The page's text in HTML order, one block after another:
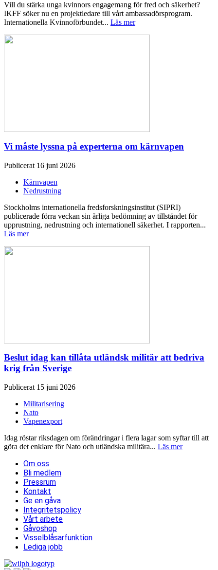
Vill du stärka unga kvinnors engagemang för fred och säkerhet?
IKFF söker nu en projektledare till vårt ambassadörsprogram.
Internationella Kvinnoförbundet... Läs mer
Vi måste lyssna på experterna om kärnvapen
Publicerat 16 juni 2026
Kärnvapen
Nedrustning
Stockholms internationella fredsforskningsinstitut (SIPRI)
publicerade förra veckan sin årliga bedömning av tillståndet för
upprustning, nedrustning och internationell säkerhet. I rapporten...
Läs mer
Beslut idag kan tillåta utländsk militär att bedriva
krig från Sverige
Publicerat 15 juni 2026
Militarisering
Nato
Vapenexport
Idag röstar riksdagen om förändringar i flera lagar som syftar till att
göra det enklare för Nato och utländska militära... Läs mer
Om oss
Bli medlem
Pressrum
Kontakt
Ge en gåva
Integritetspolicy
Vårt arbete
Gåvoshop
Visselblåsarfunktion
Lediga jobb